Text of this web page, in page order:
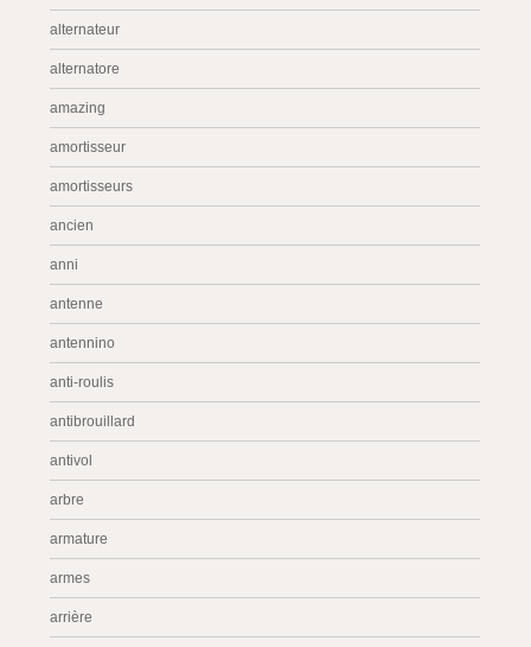
alternateur
alternatore
amazing
amortisseur
amortisseurs
ancien
anni
antenne
antennino
anti-roulis
antibrouillard
antivol
arbre
armature
armes
arrière